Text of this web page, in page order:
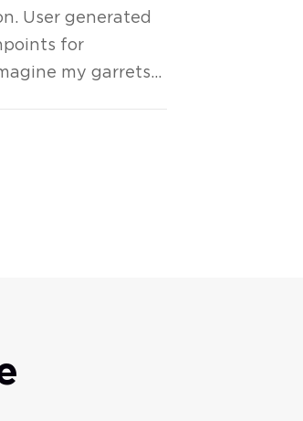
User generated
for
my garrets...